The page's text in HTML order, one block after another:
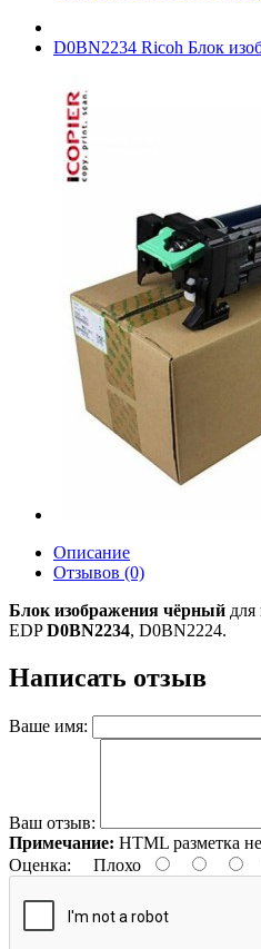
D0BN2234 Ricoh Блок
Описание
Отзывов (0)
Блок изображения чёрный
EDPD0BN2234, D0BN2224.
Написать отзыв
Ваше имя:
Ваш отзыв:
Примечание: HTML разметка
Оценка: Плохо